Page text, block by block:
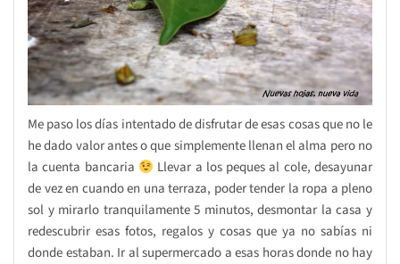
Me paso los días intentado de disfrutar de esas cosas que no le
he dado valor antes o que simplemente llenan el alma pero no
la cuenta bancaria
Llevar a los peques al cole, desayunar
de vez en cuando en una terraza, poder tender la ropa a pleno
sol y mirarlo tranquilamente 5 minutos, desmontar la casa y
redescubrir esas fotos, regalos y cosas que ya no sabías ni
donde estaban. Ir al supermercado a esas horas donde no hay